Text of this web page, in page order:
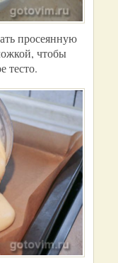
просеянную
чтобы
тесто.